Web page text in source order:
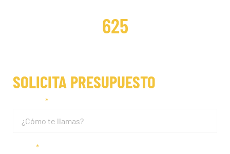
SOLICITA PRESUPUESTO
625